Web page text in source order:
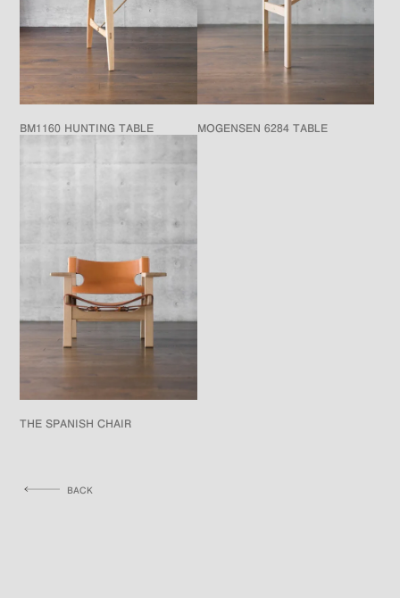
BM1160 HUNTING TABLE MOGENSEN 6284 TABLE
THE SPANISH CHAIR
BACK